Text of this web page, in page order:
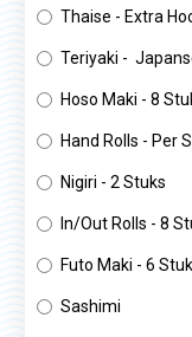
Thaise - Extra
Teriyaki -
Hoso Maki - 8
Hand Rolls - Per
Nigiri - 2 Stuks
In/Out Rolls - 8
Futo Maki - 6
Sashimi